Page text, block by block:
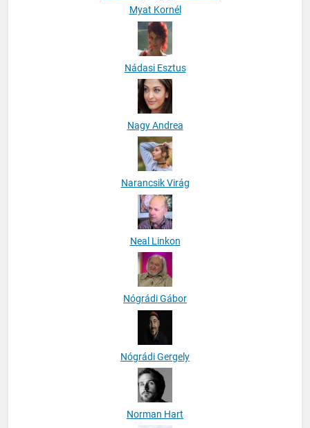
Myat Kornél
Nádasi Esztus
Nagy Andrea
Narancsik Virág
Neal Linkon
Nógrádi Gábor
Nógrádi Gergely
Norman Hart